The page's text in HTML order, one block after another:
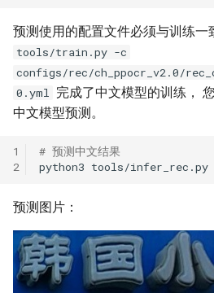
预测使用的配置文件必须与训练一
tools/train.py -c
configs/rec/ch_ppocr_v2.0/
0.yml 完成了中文模型的训练，
中文模型预测。
1
2
# 预测中文结果
python3 tools/infer_rec.py
预测图片：